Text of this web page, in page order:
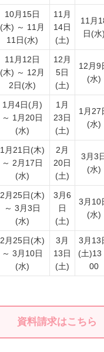
10月15日
(木) ～ 11月
11日(水)
11月
14日
(土)
11月
日(水)
11月12日
(木) ～ 12月
2日(水)
12月
5日
(土)
12月9
(水)
1月4日(月)
～ 1月20日
(水)
1月
23日
(土)
1月27
(水)
1月21日(木)
～ 2月17日
(水)
2月
20日
(土)
3月3
(水)
2月25日(木)
～ 3月3日
(水)
3月6
日
(土)
3月10
(水)
2月25日(木)
～ 3月10日
(水)
3月
13日
(土)
3月13
(土)13
00
資料請求はこちら